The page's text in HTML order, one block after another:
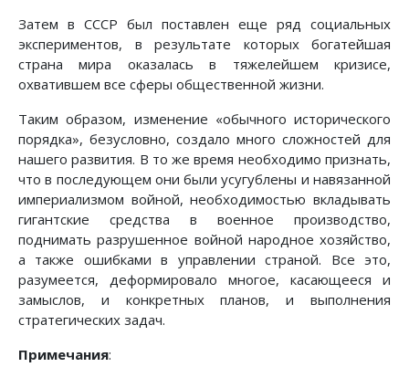
Затем в СССР был поставлен еще ряд социальных
экспериментов, в результате которых богатейшая
страна мира оказалась в тяжелейшем кризисе,
охватившем все сферы общественной жизни.
Таким образом, изменение «обычного исторического
порядка», безусловно, создало много сложностей для
нашего развития. В то же время необходимо признать,
что в последующем они были усугублены и навязанной
империализмом войной, необходимостью вкладывать
гигантские средства в военное производство,
поднимать разрушенное войной народное хозяйство,
а также ошибками в управлении страной. Все это,
разумеется, деформировало многое, касающееся и
замыслов, и конкретных планов, и выполнения
стратегических задач.
Примечания: